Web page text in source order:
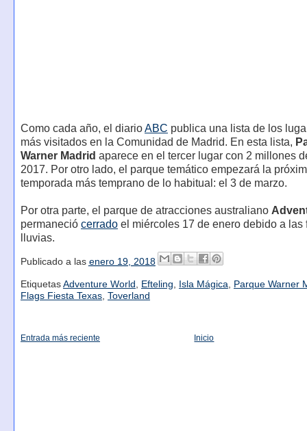
Como cada año, el diarioABC publica una lista de los
más visitados en la Comunidad de Madrid. En esta lista,
Warner Madrid aparece en el tercer lugar con 2 millones
2017. Por otro lado, el parque temático empezará la
temporada más temprano de lo habitual: el 3 de marzo.
Por otra parte, el parque de atracciones australiano
permaneció cerradoel miércoles 17 de enero debido a las
lluvias.
Publicado a las enero 19, 2018
Etiquetas Adventure World , Efteling, Isla Mágica, Parque Warner
Flags Fiesta Texas, Toverland
Entrada más reciente Inicio